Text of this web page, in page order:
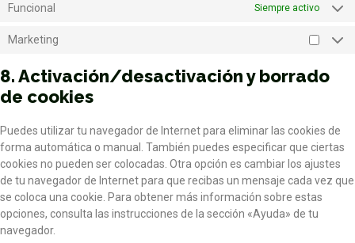
Funcional Siempre activo
Marketing
8. Activación/desactivación y borrado
de cookies
Puedes utilizar tu navegador de Internet para eliminar las cookies de
forma automática o manual. También puedes especificar que ciertas
cookies no pueden ser colocadas. Otra opción es cambiar los ajustes
de tu navegador de Internet para que recibas un mensaje cada vez que
se coloca una cookie. Para obtener más información sobre estas
opciones, consulta las instrucciones de la sección «Ayuda» de tu
navegador.